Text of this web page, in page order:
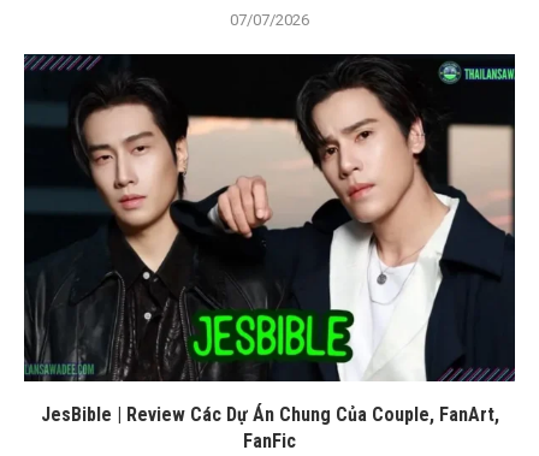
07/07/2026
JesBible | Review Các Dự Án Chung Của Couple, FanArt,
FanFic